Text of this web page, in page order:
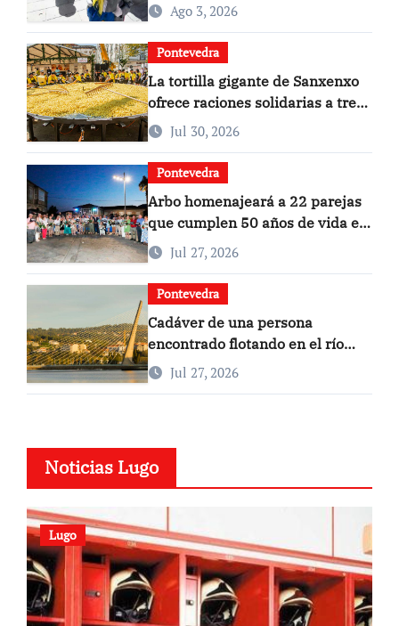
Ago 3, 2026
Pontevedra
La tortilla gigante de Sanxenxo
ofrece raciones solidarias a tres
eurosJul 30, 2026
Pontevedra
Arbo homenajeará a 22 parejas
que cumplen 50 años de vida en
comúnJul 27, 2026
Pontevedra
Cadáver de una persona
encontrado flotando en el río
Lérez, cerca del puente de Os
Tirantes
Jul 27, 2026
Noticias Lugo
Lugo